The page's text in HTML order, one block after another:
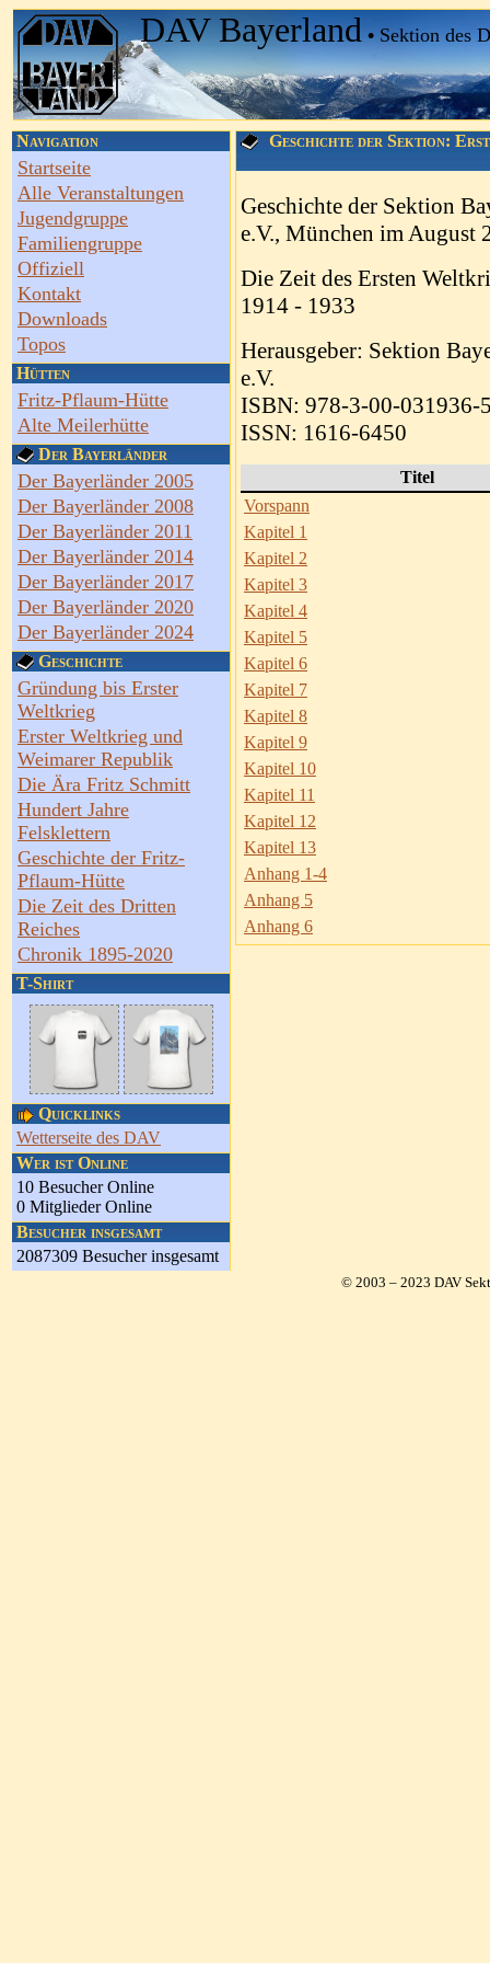
DAV Bayerland • Sektion des
Navigation
Startseite
Alle Veranstaltungen
Jugendgruppe
Familiengruppe
Offiziell
Kontakt
Downloads
Topos
Hütten
Fritz-Pflaum-Hütte
Alte Meilerhütte
Der Bayerländer
Der Bayerländer 2005
Der Bayerländer 2008
Der Bayerländer 2011
Der Bayerländer 2014
Der Bayerländer 2017
Der Bayerländer 2020
Der Bayerländer 2024
Geschichte
Gründung bis Erster
Weltkrieg
Erster Weltkrieg und
Weimarer Republik
Die Ära Fritz Schmitt
Hundert Jahre
Felsklettern
Geschichte der Fritz-
Pflaum-Hütte
Die Zeit des Dritten
Reiches
Chronik 1895-2020
T-Shirt
Quicklinks
Wetterseite des DAV
Wer ist Online
10 Besucher Online
0 Mitglieder Online
Besucher insgesamt
2087309 Besucher insgesamt
Geschichte der Sektion:
Geschichte der Sektion
e.V., München im August
Die Zeit des Ersten
1914 - 1933
Herausgeber: Sektion
e.V.
ISBN: 978-3-00-031936-
ISSN: 1616-6450
Titel
Vorspann
Kapitel 1
Kapitel 2
Kapitel 3
Kapitel 4
Kapitel 5
Kapitel 6
Kapitel 7
Kapitel 8
Kapitel 9
Kapitel 10
Kapitel 11
Kapitel 12
Kapitel 13
Anhang 1-4
Anhang 5
Anhang 6
© 2003 – 2023 DAV